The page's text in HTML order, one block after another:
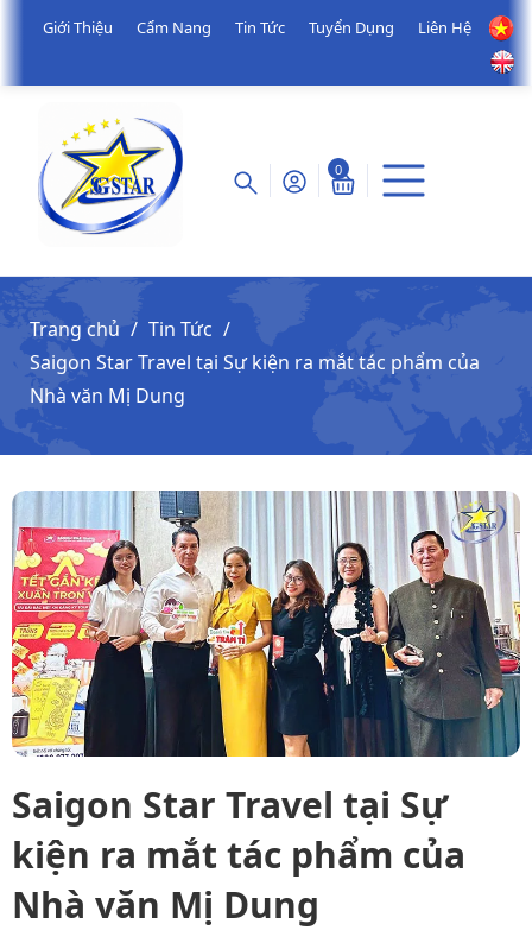
Giới Thiệu Cẩm Nang Tin Tức Tuyển Dụng Liên Hệ
0
Trang chủ
Tin Tức
Saigon Star Travel tại Sự kiện ra mắt tác phẩm của
Nhà văn Mị Dung
Saigon Star Travel tại Sự
kiện ra mắt tác phẩm của
Nhà văn Mị Dung